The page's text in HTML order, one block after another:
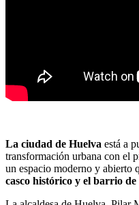
La ciudad de Huelva está a
transformación urbana con el
un espacio moderno y abierto
casco histórico y el barrio de